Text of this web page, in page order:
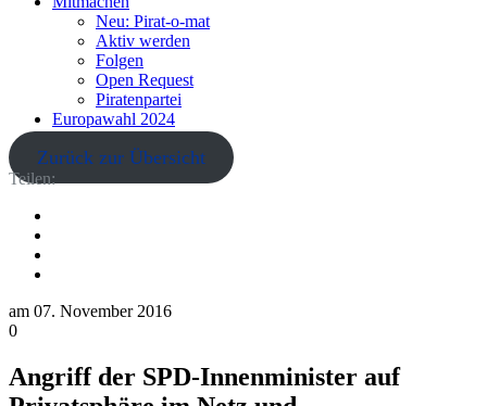
Neu: Pirat-o-mat
Aktiv werden
Folgen
Open Request
Piratenpartei
Europawahl 2024
Zurück zur Übersicht
Teilen:
am 07. November 2016
0
Angriff der SPD-Innenminister auf